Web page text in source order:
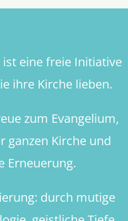
ist eine freie Initiative
ihre Kirche lieben.
zum Evangelium,
ganzen Kirche und
Erneuerung.
durch mutige